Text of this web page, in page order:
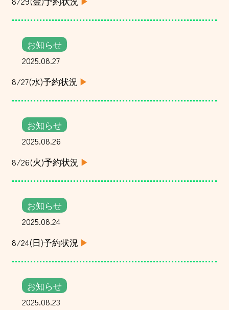
お知らせ
2025.08.27
8/27(水)予約状況
お知らせ
2025.08.26
8/26(火)予約状況
お知らせ
2025.08.24
8/24(日)予約状況
お知らせ
2025.08.23